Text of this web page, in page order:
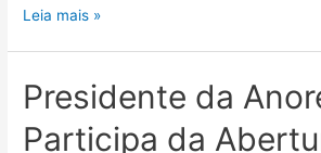
Leia mais »
Presidente da
Participa da